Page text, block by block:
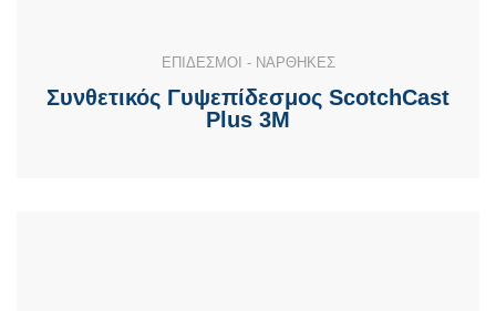
ΕΠΙΔΕΣΜΟΙ - ΝΑΡΘΗΚΕΣ
Συνθετικός Γυψεπίδεσμος ScotchCast
Plus 3M